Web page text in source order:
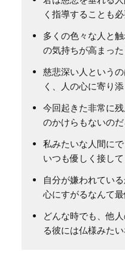
く指導することも必
多くの色々な人と
の気持ちが高まった
慈悲深い人という
く、人の心に寄り
今回起きた非常に
のかけらもないのだ
私みたいな人間に
いつも優しく接して
自分が嫌われてい
心にすがるなんて最
どんな時でも、他
る彼には仏様みたい